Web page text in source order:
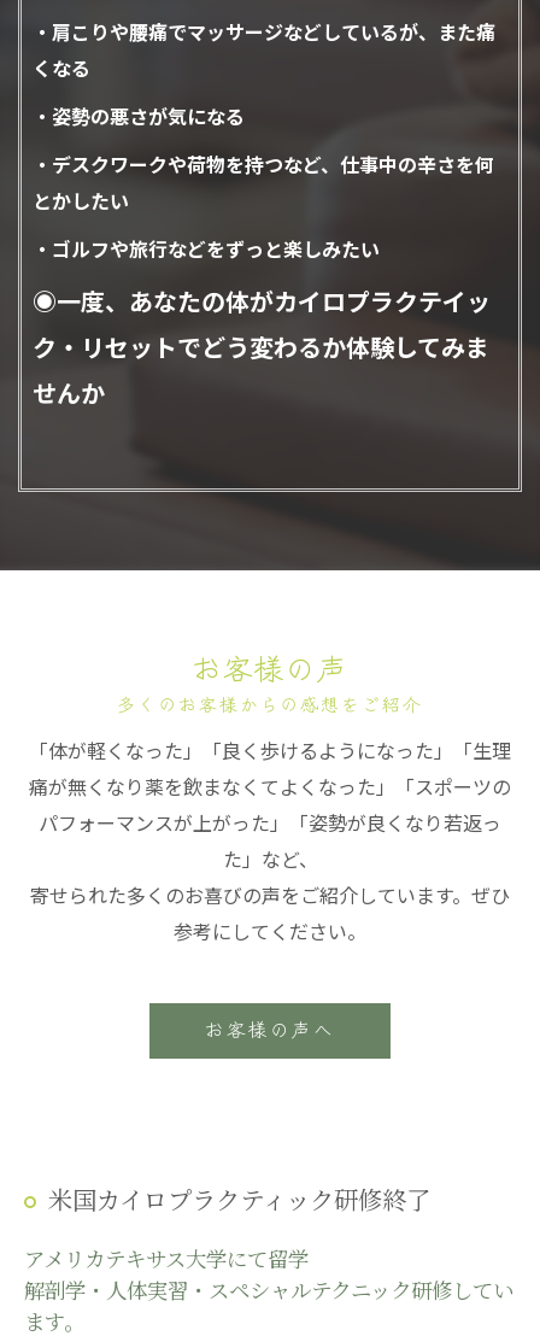
・肩こりや腰痛でマッサージなどしているが、また痛
くなる
・姿勢の悪さが気になる
・デスクワークや荷物を持つなど、仕事中の辛さを何
とかしたい
・ゴルフや旅行などをずっと楽しみたい
◉一度、あなたの体がカイロプラクテイッ
ク・リセットでどう変わるか体験してみま
せんか
多くのお客様からの感想をご紹介
お客様の声
「体が軽くなった」「良く歩けるようになった」「生理
痛が無くなり薬を飲まなくてよくなった」「スポーツの
パフォーマンスが上がった」「姿勢が良くなり若返っ
た」など、
寄せられた多くのお喜びの声をご紹介しています。ぜひ
参考にしてください。
お客様の声へ
米国カイロプラクティック研修終了
アメリカテキサス大学にて留学
解剖学・人体実習・スペシャルテクニック研修してい
ます。